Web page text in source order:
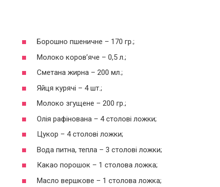
Борошно пшеничне – 170 гр.;
Молоко коров’яче – 0,5 л.;
Сметана жирна – 200 мл.;
Яйця курячі – 4 шт.;
Молоко згущене – 200 гр.;
Олія рафінована – 4 столові ложки;
Цукор – 4 столові ложки;
Вода питна, тепла – 3 столові ложки;
Какао порошок – 1 столова ложка;
Масло вершкове – 1 столова ложка;